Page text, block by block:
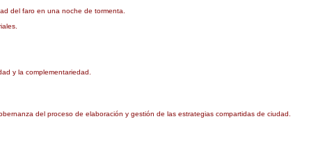
del faro en una noche de tormenta.
y la complementariedad.
del proceso de elaboración y gestión de las estrategias compartidas de ciudad.